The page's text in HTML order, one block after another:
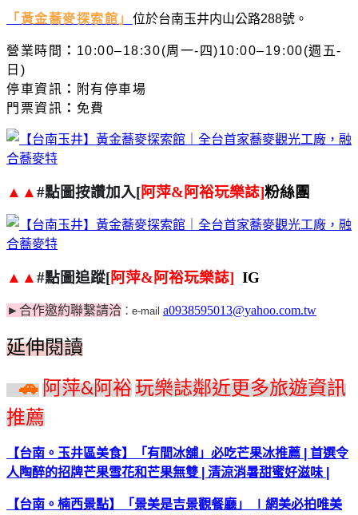
「黃金蕎麥探索館」 位於台南玉井内山公路288號。
營業時間 ： 10:00–18:30(周一-四)10:00–19:00(週五-
日)
停車資訊 ：
附有停車場
門票資訊 ： 免費
▲▲#點圖按讚加入[阿萍&阿裕玩樂誌]粉絲團
▲▲#點圖追蹤[阿萍&阿裕玩樂誌] IG
►合作邀約聯繫請洽 ： e-mail a0938595013@yahoo.com.tw
延伸閱讀
🚗阿萍&阿裕玩樂誌鄰近更多旅遊資訊
推薦
【台南。玉井區美食】「有間冰舖」必吃芒果冰推薦 | 首選令
人陶醉的招牌芒果雪花和芒果無雙 | 清涼消暑甜蜜好滋味 |
【台南。楠西景點】「景美是吉景觀餐廳」 ∣網美必拍唯美